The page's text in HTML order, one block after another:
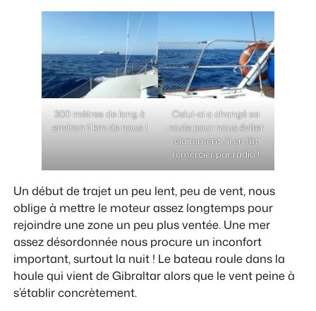
300 mètres de long à
environ 1 km de nous !
Celui-ci a changé sa
route pour nous éviter
clairement ! il en fût
remercier par radio !
Un début de trajet un peu lent, peu de vent, nous
oblige à mettre le moteur assez longtemps pour
rejoindre une zone un peu plus ventée. Une mer
assez désordonnée nous procure un inconfort
important, surtout la nuit ! Le bateau roule dans la
houle qui vient de Gibraltar alors que le vent peine à
s’établir concrètement.